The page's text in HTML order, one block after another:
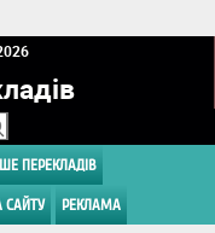
ПЕРЕКЛАДІВ
РЕКЛАМА